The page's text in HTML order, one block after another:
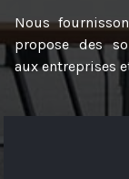
Nous
propose des
aux entreprises